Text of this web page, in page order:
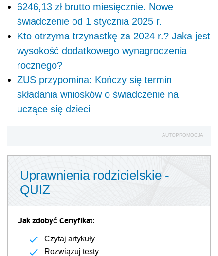
6246,13 zł brutto miesięcznie. Nowe
świadczenie od 1 stycznia 2025 r.
Kto otrzyma trzynastkę za 2024 r.? Jaka jest
wysokość dodatkowego wynagrodzenia
rocznego?
ZUS przypomina: Kończy się termin
składania wniosków o świadczenie na
uczące się dzieci
AUTOPROMOCJA
Uprawnienia rodzicielskie -
QUIZ
Jak zdobyć Certyfikat:
Czytaj artykuły
Rozwiązuj testy